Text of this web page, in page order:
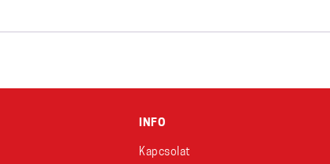
INFO
Kapcsolat